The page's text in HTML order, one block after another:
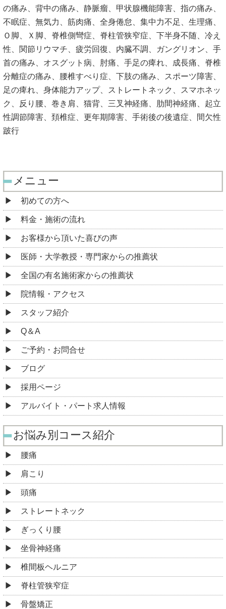
の痛み、背中の痛み、静脈瘤、甲状腺機能障害、指の痛み、
不眠症、無気力、筋肉痛、全身倦怠、集中力不足、生理痛、
Ｏ脚、Ｘ脚、脊椎側彎症、脊柱管狭窄症、下半身不随、冷え
性、関節リウマチ、疲労回復、内臓不調、ガングリオン、手
首の痛み、オスグット病、肘痛、手足の痺れ、成長痛、脊椎
分離症の痛み、腰椎すべり症、下肢の痛み、スポーツ障害、
足の痺れ、身体能力アップ、ストレートネック、スマホネッ
ク、反り腰、巻き肩、猫背、三叉神経痛、肋間神経痛、起立
性調節障害、頚椎症、更年期障害、手術後の後遺症、間欠性
跛行
メニュー
初めての方へ
料金・施術の流れ
お客様から頂いた喜びの声
医師・大学教授・専門家からの推薦状
全国の有名施術家からの推薦状
院情報・アクセス
スタッフ紹介
Q＆A
ご予約・お問合せ
ブログ
採用ページ
アルバイト・パート求人情報
お悩み別コース紹介
腰痛
肩こり
頭痛
ストレートネック
ぎっくり腰
坐骨神経痛
椎間板ヘルニア
脊柱管狭窄症
骨盤矯正